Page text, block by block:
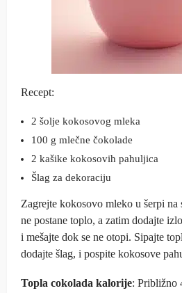
Recept:
2 šolje kokosovog mleka
100 g mlečne čokolade
2 kašike kokosovih pahuljica
Šlag za dekoraciju
Zagrejte kokosovo mleko u šerpi
ne postane toplo, a zatim dodajte
i mešajte dok se ne otopi. Sipajte
dodajte šlag, i pospite kokosove
Topla cokolada kalorije: Približno